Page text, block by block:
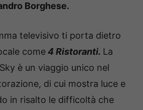
Borghese.
televisivo ti porta dietro
come4 Ristoranti. La
è un viaggio unico nel
di cui mostra luce e
in risalto le difficoltà che